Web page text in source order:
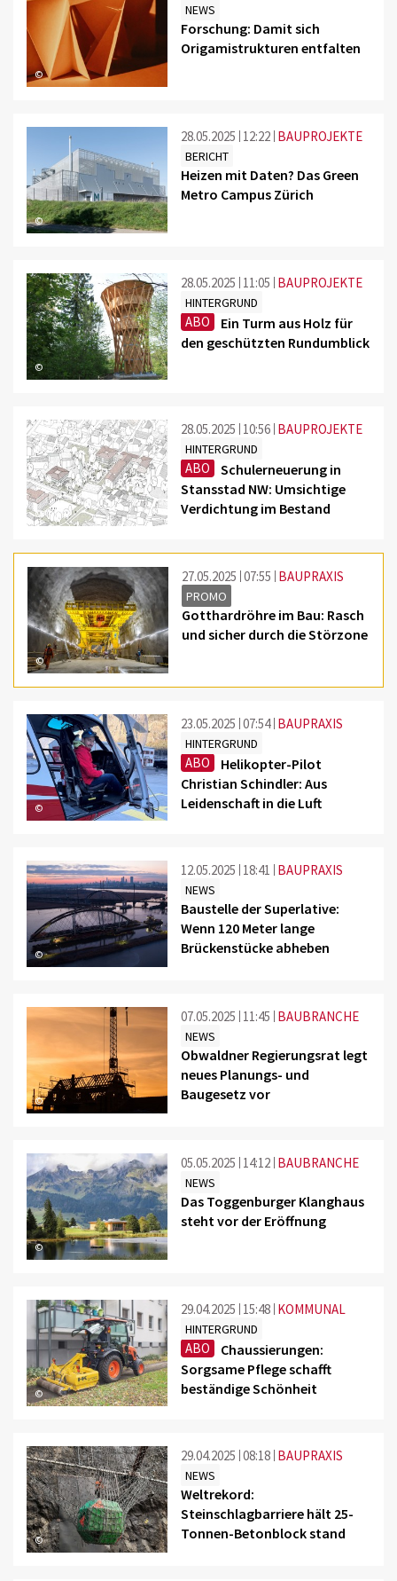
©
NEWS
Forschung: Damit sich
Origamistrukturen entfalten
©
28.05.2025 12:22 BAUPROJEKTE
BERICHT
Heizen mit Daten? Das Green
Metro Campus Zürich
©
28.05.2025 11:05 BAUPROJEKTE
HINTERGRUND
ABO
Ein Turm aus Holz für
den geschützten Rundumblick
©
28.05.2025 10:56 BAUPROJEKTE
HINTERGRUND
ABO
Schulerneuerung in
Stansstad NW: Umsichtige
Verdichtung im Bestand
©
27.05.2025 07:55 BAUPRAXIS
PROMO
Gotthardröhre im Bau: Rasch
und sicher durch die Störzone
©
23.05.2025 07:54 BAUPRAXIS
HINTERGRUND
ABO
Helikopter-Pilot
Christian Schindler: Aus
Leidenschaft in die Luft
©
12.05.2025 18:41 BAUPRAXIS
NEWS
Baustelle der Superlative:
Wenn 120 Meter lange
Brückenstücke abheben
©
07.05.2025 11:45 BAUBRANCHE
NEWS
Obwaldner Regierungsrat legt
neues Planungs- und
Baugesetz vor
©
05.05.2025 14:12 BAUBRANCHE
NEWS
Das Toggenburger Klanghaus
steht vor der Eröffnung
©
29.04.2025 15:48 KOMMUNAL
HINTERGRUND
ABO
Chaussierungen:
Sorgsame Pflege schafft
beständige Schönheit
©
29.04.2025 08:18 BAUPRAXIS
NEWS
Weltrekord:
Steinschlagbarriere hält 25-
Tonnen-Betonblock stand